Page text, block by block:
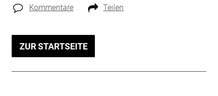
Kommentare Teilen
ZUR STARTSEITE